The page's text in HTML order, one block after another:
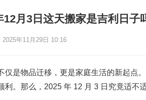
12月3日这天搬家是吉利日子
2025年11月29日 10:16
仅是物品迁移，更是家庭生活的新起点
利。那么，2025 年 12 月 3 日究竟适不